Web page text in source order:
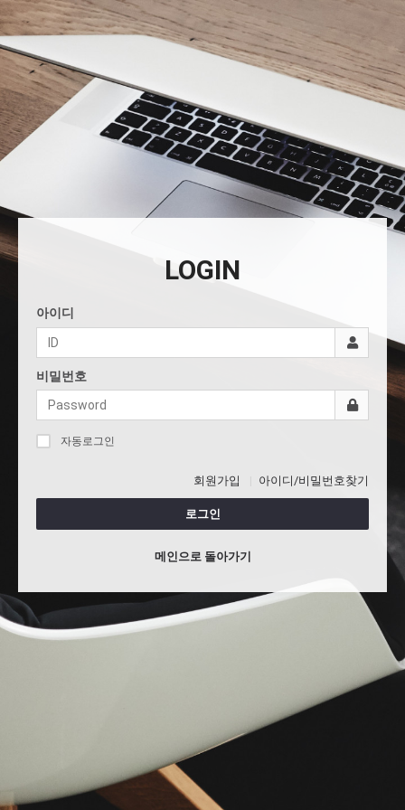
LOGIN
아이디
비밀번호
자동로그인
회원가입 아이디/비밀번호찾기
로그인
메인으로 돌아가기